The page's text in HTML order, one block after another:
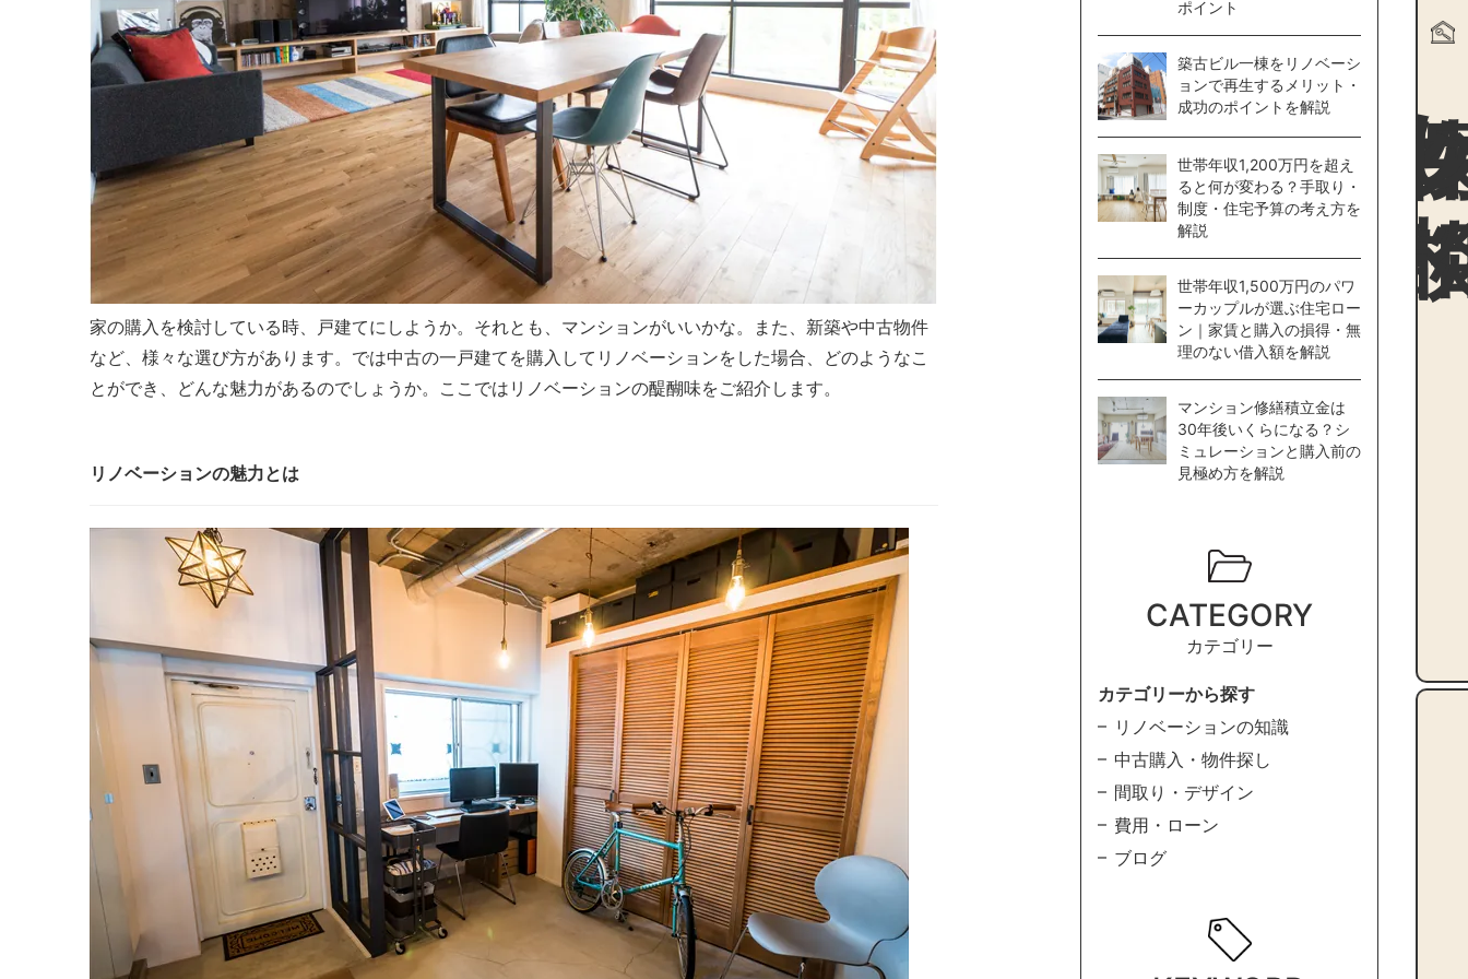
家の購入を検討している時、戸建てにしようか。それとも、マンションがいいかな。また、新築や中古物件
など、様々な選び方があります。では中古の一戸建てを購入してリノベーションをした場合、どのようなこ
とができ、どんな魅力があるのでしょうか。ここではリノベーションの醍醐味をご紹介します。
リノベーションの魅力とは
ポイント
築古ビル一棟をリノベーシ
ョンで再生するメリット・
成功のポイントを解説
世帯年収1,200万円を超え
ると何が変わる？手取り・
制度・住宅予算の考え方を
解説
世帯年収1,500万円のパワ
ーカップルが選ぶ住宅ロー
ン｜家賃と購入の損得・無
理のない借入額を解説
マンション修繕積立金は
30年後いくらになる？シ
ミュレーションと購入前の
見極め方を解説
CATEGORY
カテゴリー
カテゴリーから探す
リノベーションの知識
中古購入・物件探し
間取り・デザイン
費用・ローン
ブログ
物